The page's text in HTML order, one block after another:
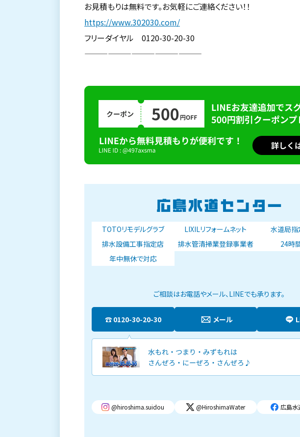
お見積もりは無料です。お気軽にご連絡ください！！
https://www.302030.com/
フリーダイヤル 0120-30-20-30
———————————————
TOTOリモデルグラブ LIXILリフォームネット
水道局
排水設備工事指定店
排水管清掃業登録事業者
24時
年中無休で対応
ご相談はお電話やメール、LINEでも承ります。
0120-30-20-30 メール
@hiroshima.suidou @HiroshimaWater 広島水